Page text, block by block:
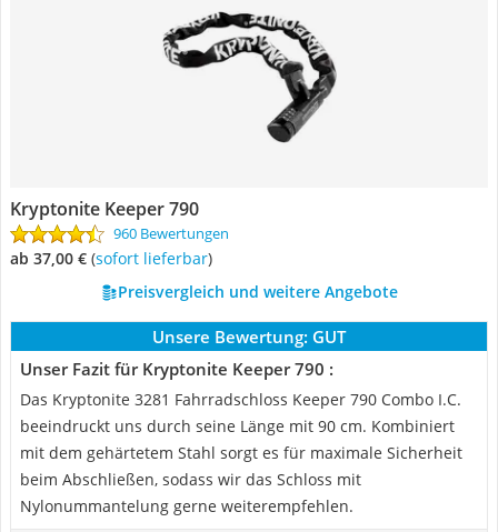
Kryptonite Keeper 790
960 Bewertungen
ab 37,00 € ( Sofort lieferbar)
Preisvergleich und weitere Angebote
Unsere Bewertung: GUT
Unser Fazit für Kryptonite Keeper 790 :
Das Kryptonite 3281 Fahrradschloss Keeper 790 Combo I.C.
beeindruckt uns durch seine Länge mit 90 cm. Kombiniert
mit dem gehärtetem Stahl sorgt es für maximale Sicherheit
beim Abschließen, sodass wir das Schloss mit
Nylonummantelung gerne weiterempfehlen.